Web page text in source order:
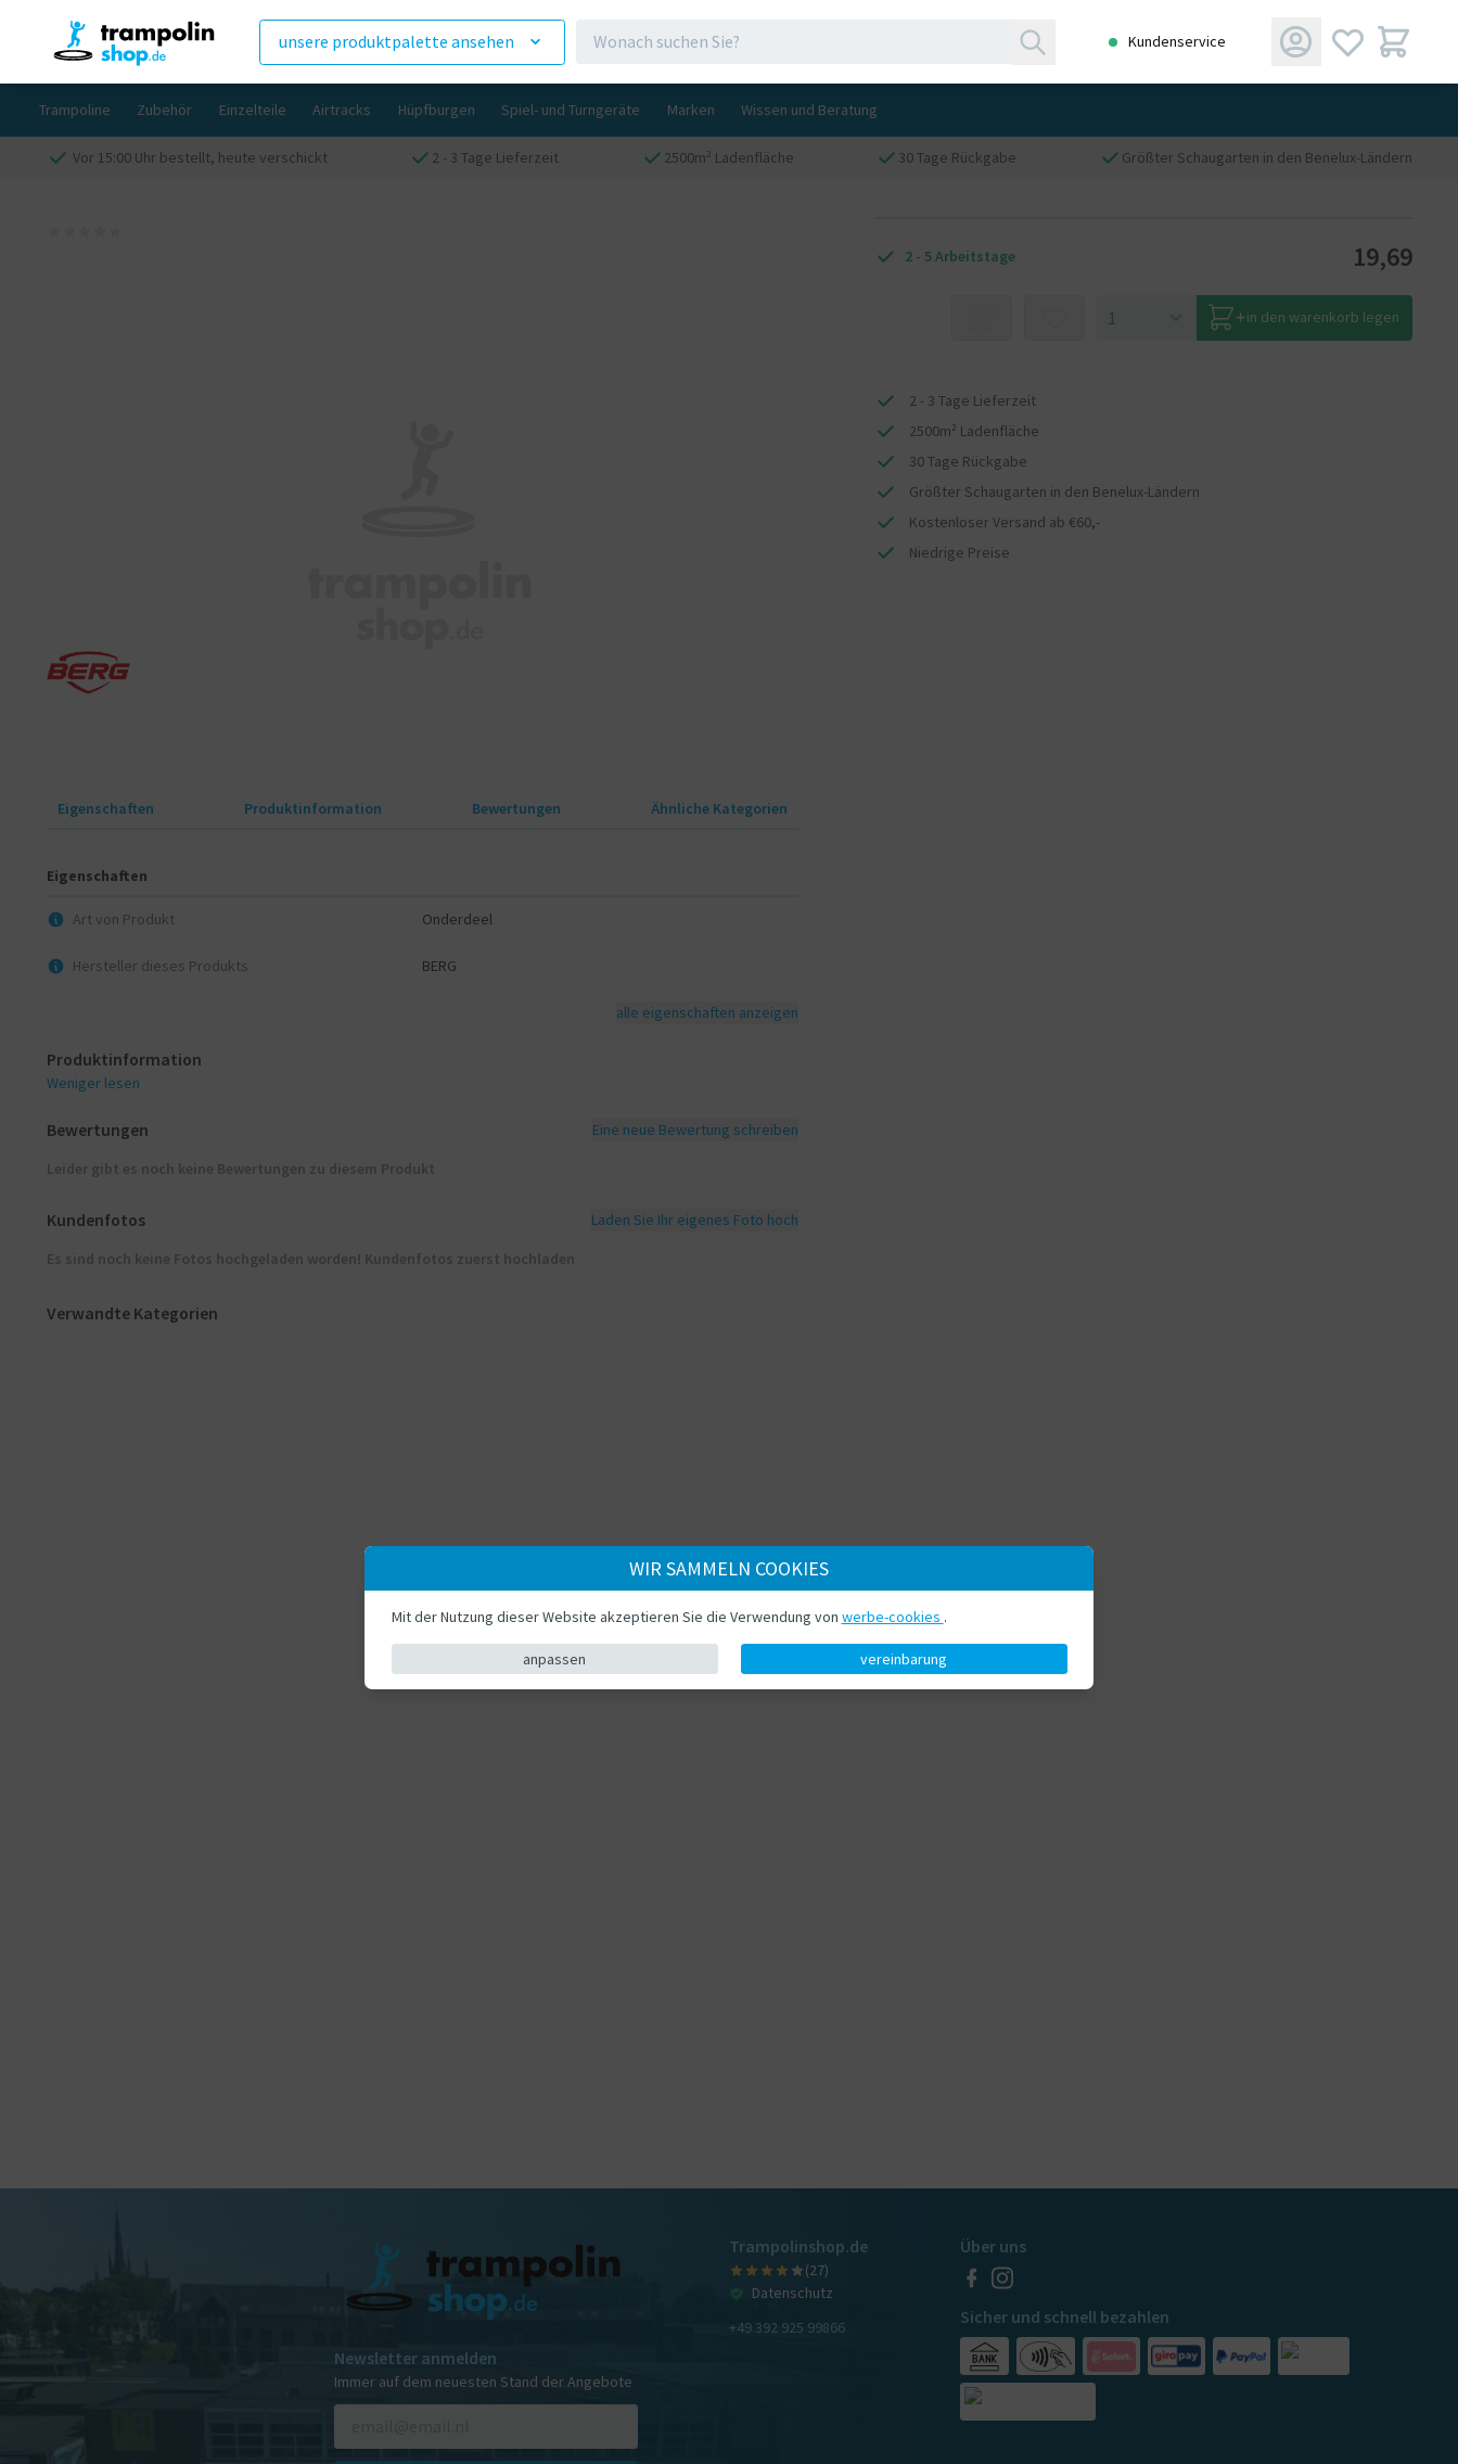
unsere produktpalette ansehen Kundenservice
Trampoline Zubehör Einzelteile Airtracks Hüpfburgen Spiel- und Turngeräte Marken Wissen und Beratung
Vor 15:00 Uhr bestellt, heute verschickt 2 - 3 Tage Lieferzeit 2500m² Ladenfläche 30 Tage Rückgabe Größter Schaugarten in den Benelux-Ländern
Eigenschaften Produktinformation Bewertungen Ähnliche Kategorien
Eigenschaften
Art von Produkt Onderdeel
Hersteller dieses Produkts BERG
alle eigenschaften anzeigen
Produktinformation
Weniger lesen
Bewertungen
Eine neue Bewertung schreiben
Leider gibt es noch keine Bewertungen zu diesem Produkt
Kundenfotos
Laden Sie Ihr eigenes Foto hoch
Es sind noch keine Fotos hochgeladen worden! Kundenfotos zuerst hochladen
Verwandte Kategorien
2 - 5 Arbeitstage 19,69
in den warenkorb legen
2 - 3 Tage Lieferzeit
2500m² Ladenfläche
30 Tage Rückgabe
Größter Schaugarten in den Benelux-Ländern
Kostenloser Versand ab €60,-
Niedrige Preise
Newsletter anmelden
Immer auf dem neuesten Stand der Angebote
Trampolinshop.de
(27)
Datenschutz
+49 392 925 99866
Über uns
Sicher und schnell bezahlen
WIR SAMMELN COOKIES
Mit der Nutzung dieser Website akzeptieren Sie die Verwendung von werbe-cookies .
anpassen vereinbarung